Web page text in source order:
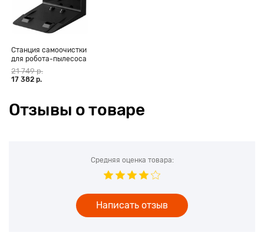
Станция самоочистки
для робота-пылесоса
Xiaomi Mi Robot
Vacuum-Mop 2 Ultra
21 749 р.
17 382 р.
Отзывы о товаре
Средняя оценка товара:
Написать отзыв